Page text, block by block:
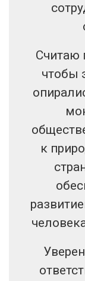
Считаю
чтобы
к